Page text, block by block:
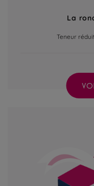
La
Teneur